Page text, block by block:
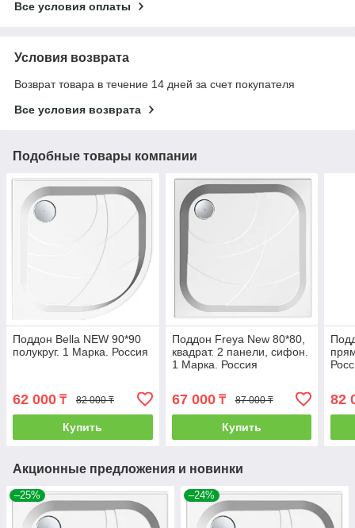
Все условия оплаты
Условия возврата
Возврат товара в течение 14 дней за счет покупателя
Все условия возврата
Подобные товары компании
Поддон Bella NEW 90*90
полукруг. 1 Марка. Россия
62 000 ₸ 82 000 ₸
Купить
Поддон Freya New 80*80,
квадрат. 2 панели, сифон.
1 Марка. Россия
67 000₸ 87 000 ₸
Купить
82
Акционные предложения и новинки
–25% –24%